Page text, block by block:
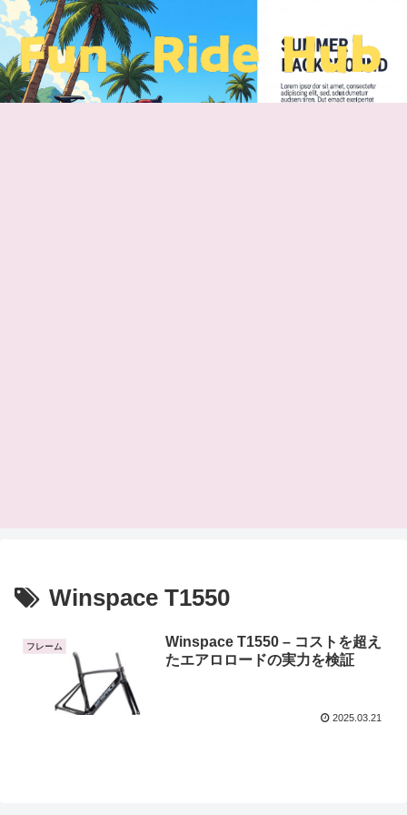
Winspace T1550
フレーム
Winspace T1550 – コストを超え
たエアロロードの実力を検証
2025.03.21